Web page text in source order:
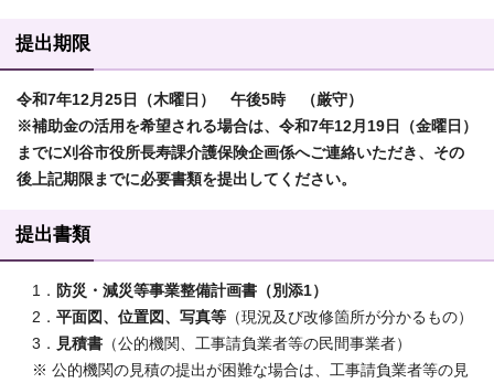
提出期限
令和7年12月25日（木曜日） 午後5時 （厳守）
※補助金の活用を希望される場合は、令和7年12月19日（金曜日）
までに刈谷市役所長寿課介護保険企画係へご連絡いただき 、その
後上記期限までに必要書類を提出してください。
提出書類
1． 防災・減災等事業整備計画書（別添1）
2． 平面図、位置図、写真等 （現況及び改修箇所が分かるもの）
3． 見積書 （公的機関、工事請負業者等の民間事業者）
※ 公的機関の見積の提出が困難な場合は、工事請負業者等の見